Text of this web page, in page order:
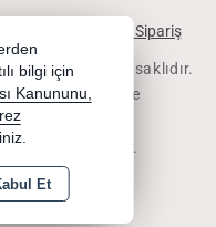
Telefonla Sipariş
- Tüm hakları saklıdır.
SSL sertifikası ile
hazırlanmıştır.
bilgi için
Kanununu,
Et